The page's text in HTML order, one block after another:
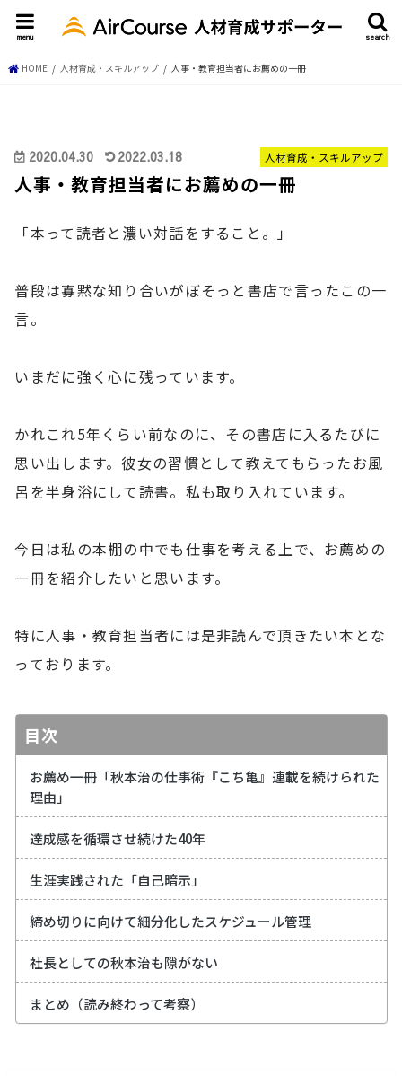
search
menu
HOME 人材育成・スキルアップ 人事・教育担当者にお薦めの一冊
人材育成・スキルアップ
2020.04.30 2022.03.18
人事・教育担当者にお薦めの一冊
「本って読者と濃い対話をすること。」
普段は寡黙な知り合いがぼそっと書店で言ったこの一
言。
いまだに強く心に残っています。
かれこれ5年くらい前なのに、その書店に入るたびに
思い出します。彼女の習慣として教えてもらったお風
呂を半身浴にして読書。私も取り入れています。
今日は私の本棚の中でも仕事を考える上で、お薦めの
一冊を紹介したいと思います。
特に人事・教育担当者には是非読んで頂きたい本とな
っております。
目次
お薦め一冊「秋本治の仕事術『こち亀』連載を続けられた
理由」
達成感を循環させ続けた40年
生涯実践された「自己暗示」
締め切りに向けて細分化したスケジュール管理
社長としての秋本治も隙がない
まとめ（読み終わって考察）